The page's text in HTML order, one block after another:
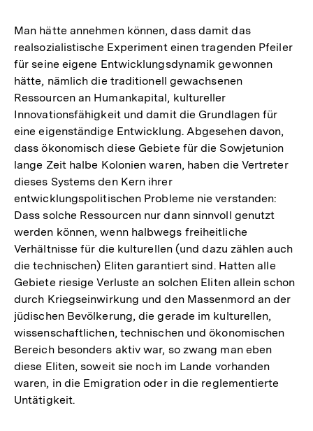
Man hätte annehmen können, dass damit das
realsozialistische Experiment einen tragenden Pfeiler
für seine eigene Entwicklungsdynamik gewonnen
hätte, nämlich die traditionell gewachsenen
Ressourcen an Humankapital, kultureller
Innovationsfähigkeit und damit die Grundlagen für
eine eigenständige Entwicklung. Abgesehen davon,
dass ökonomisch diese Gebiete für die Sowjetunion
lange Zeit halbe Kolonien waren, haben die Vertreter
dieses Systems den Kern ihrer
entwicklungspolitischen Probleme nie verstanden:
Dass solche Ressourcen nur dann sinnvoll genutzt
werden können, wenn halbwegs freiheitliche
Verhältnisse für die kulturellen (und dazu zählen auch
die technischen) Eliten garantiert sind. Hatten alle
Gebiete riesige Verluste an solchen Eliten allein schon
durch Kriegseinwirkung und den Massenmord an der
jüdischen Bevölkerung, die gerade im kulturellen,
wissenschaftlichen, technischen und ökonomischen
Bereich besonders aktiv war, so zwang man eben
diese Eliten, soweit sie noch im Lande vorhanden
waren, in die Emigration oder in die reglementierte
Untätigkeit.